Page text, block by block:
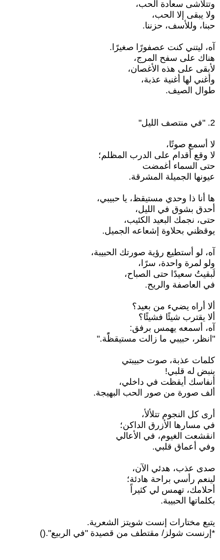
وتتلاشى سعادة الحب،
ولا يبقى إلا الحب،
حبنا، وللأسف، حزننا.
آه، ليتني كنت عصفورًا صغيرًا.
هناك على سفح المرج،
لأبقى على هذه الأغصان،
وأغني لها أغنية عذبة،
طوال الصيف.
2. "في منتصف الليل"
لا أسمع صوتًا،
لا وقع أقدام على الدرب المظلم؛
حتى السماء أغمضت
عيونها الجميلة المشرقة.
ها أنا ذا وحدي مستيقظ، يا حبيبي،
أحدق بشوق في الليل،
حتى، نجمك البعيد الكئيب،
يوقظني بحلاوة إشعاعه الجميل.
آه، لو أستطيع رؤية صورتك الحبيبة،
ولو لمرة واحدة، سرًا،
لَبقيتُ سعيدًا حتى الصباح،
في العاصفة والريح.
ألا أراه يضيء من بعيد؟
ألا يقترب شيئًا فشيئًا؟
آه، أسمعه يهمس برفق:
"انظر، حبيبي ما زالت مستيقظًًة."
كلمات عذبة، صوت حبيبتي
ينبض له قلبي!
أنفاسك أيقظت في داخلي،
ألف صورة من صور الحب البهيجة.
أرى كل النجوم تتلألأ،
في مسارها الأزرق الداكن؛
انقشعت الغيوم، في الأعالي
وفي أعماق قلبي.
صدى عذب، هدئي الآن،
لينعم رأسي براحة هادئة؛
أحلامك، تهمس لي كثيراً
بكلماتها الحبيبة.
يتبع مختارات إنست شويتز الشعرية.
*إرنست شولز/ مقتطف من قصيدة "في الربيع".()